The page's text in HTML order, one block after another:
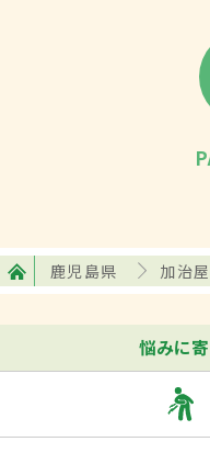
鹿児島県 加治
悩みに